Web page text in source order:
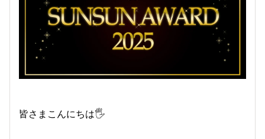
皆さまこんにちは🖐️